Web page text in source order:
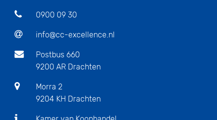
0900 09 30
info@cc-excellence.nl
Postbus 660
9200 AR Drachten
Morra 2
9204 KH Drachten